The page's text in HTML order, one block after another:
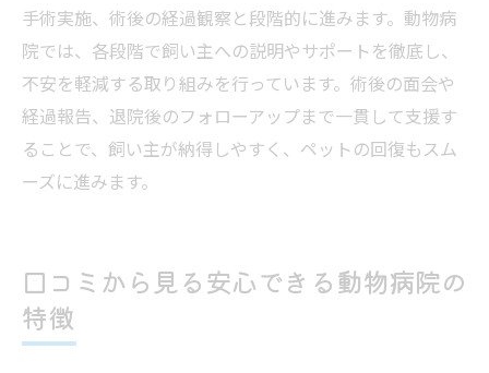
手術実施、術後の経過観察と段階的に進みます。動物病
院では、各段階で飼い主への説明やサポートを徹底し、
不安を軽減する取り組みを行っています。術後の面会や
経過報告、退院後のフォローアップまで一貫して支援す
ることで、飼い主が納得しやすく、ペットの回復もスム
ーズに進みます。
口コミから見る安心できる動物病院の
特徴